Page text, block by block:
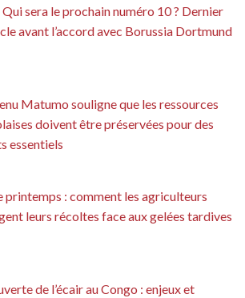
sera le prochain numéro 10 ? Dernier
avant l’accord avec Borussia Dortmund
Matumo souligne que les ressources
doivent être préservées pour des
essentiels
printemps : comment les agriculteurs
leurs récoltes face aux gelées tardives
de l’écair au Congo : enjeux et